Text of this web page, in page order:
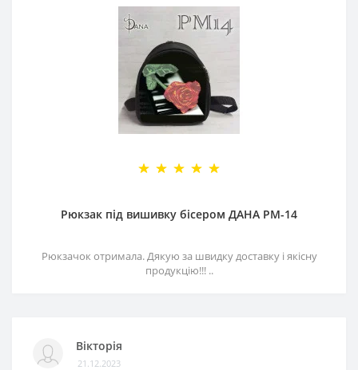
Рюкзак під вишивку бісером ДАНА РМ-14
Рюкзачок отримала. Дякую за швидку доставку і якісну
продукцію!!! ..
Вікторія
21.12.2023